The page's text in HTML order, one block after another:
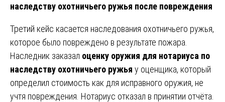
наследству охотничьего ружья после повреждения
Третий кейс касается наследования охотничьего ружья,
которое было повреждено в результате пожара.
Наследник заказал оценку оружия для нотариуса по
наследству охотничьего ружья у оценщика, который
определил стоимость как для исправного оружия, не
учтя повреждения. Нотариус отказал в принятии отчёта.